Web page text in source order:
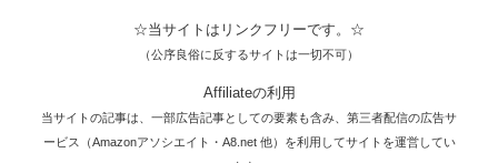
☆当サイトはリンクフリーです。☆
（公序良俗に反するサイトは一切不可）
Affiliateの利用
当サイトの記事は、一部広告記事としての要素も含み、第三者配信の広告サ
ービス（Amazonアソシエイト・A8.net 他）を利用してサイトを運営してい